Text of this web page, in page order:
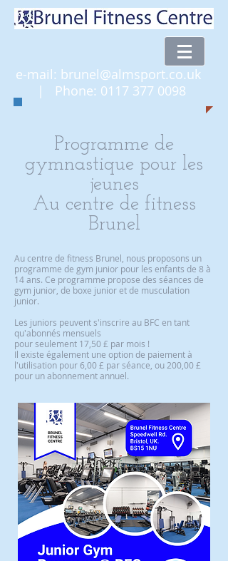
e-mail: brunel@almsport.co.uk
| Phone: 0117 377 0098
Programme de
gymnastique pour les
jeunes
Au centre de fitness
Brunel
Au centre de fitness Brunel, nous proposons un
programme de gym junior pour les enfants de 8 à
14 ans. Ce programme propose des séances de
gym junior, de boxe junior et de musculation
junior.
Les juniors peuvent s'inscrire au BFC en tant
qu'abonnés mensuels
pour seulement 17,50 £ par mois !
Il existe également une option de paiement à
l'utilisation pour 6,00 £ par séance, ou 200,00 £
pour un abonnement annuel.